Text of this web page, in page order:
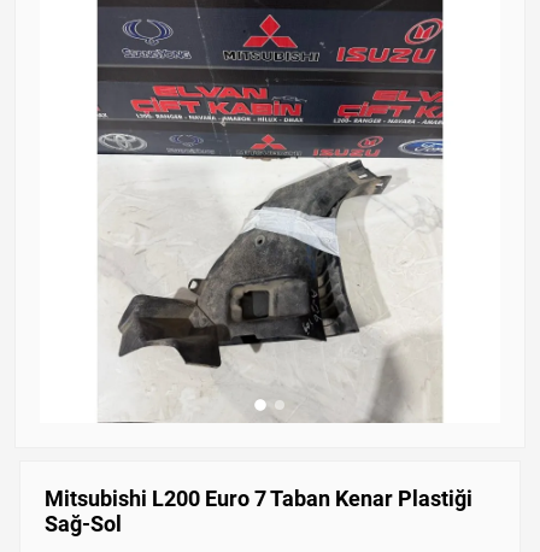
Mitsubishi L200 Euro 7 Taban Kenar Plastiği
Sağ-Sol